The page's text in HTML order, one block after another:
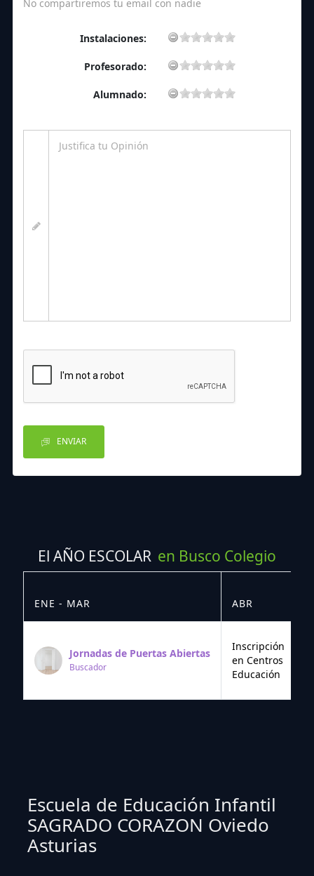
No compartiremos tu email con nadie
Instalaciones:
Profesorado:
Alumnado:
ENVIAR
El AÑO ESCOLAR en Busco Colegio
ENE - MAR ABR
Jornadas de Puertas Abiertas
Buscador
Inscripción
en Centros
Educación
Escuela de Educación Infantil
SAGRADO CORAZON Oviedo
Asturias